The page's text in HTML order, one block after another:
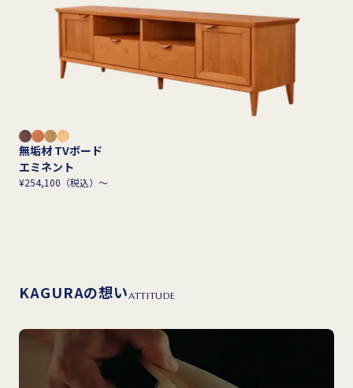
無垢材 TVボード
エミネント
¥254,100（税込）～
KAGURAの想いATTITUDE